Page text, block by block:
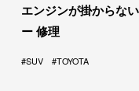
エンジンが掛からな
ー 修理
SUV TOYOTA